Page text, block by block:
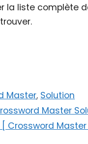
la liste complète
Master, Solution
Master
Crossword Master